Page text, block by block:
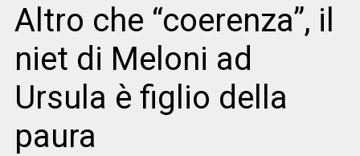
Altro che “coerenza”, il
niet di Meloni ad
Ursula è figlio della
paura